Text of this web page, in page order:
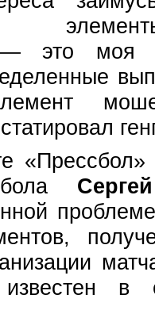
это моя
в